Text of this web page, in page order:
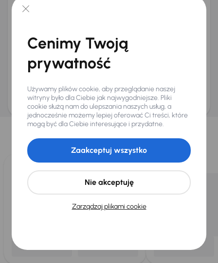
E-mail
Na numer telefonu (opcjonalnie)
Wyślij zapytanie
ani zagwarantowaną dostępnością pojazdu. AURES Holdings a.s., z siedzibą
Dopraváků 874/15, Čimice, 184 00 Praga 8, będzie przechowywać i przetwarzać
Twoje dane osobowe zgodnie z zasadami ochrony i przetwarzaniadanych
osobowych
Wybraliśmy dla Ciebie
Wybieramy dla Ciebienajlepsze pojazdyz naszej oferty. Kupimy
dla Ciebiedo 400 pojazdówkażdego dnia.
Cenimy Twoją
prywatność
Używamy plików cookie, aby przeglądanie naszej
witryny było dla Ciebie jak najwygodniejsze. Pliki
cookie służą nam do ulepszania naszych usług, a
jednocześnie możemy lepiej oferować Ci treści, które
mogą być dla Ciebie interesujące i przydatne.
Zarządzaj plikami cookie
Nie akceptuję
Zaakceptuj wszystko